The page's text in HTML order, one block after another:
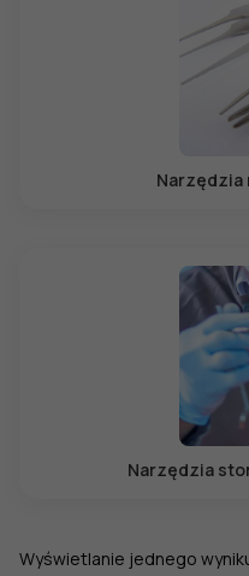
Narzędzia
Narzędzia
Wyświetlanie jednego